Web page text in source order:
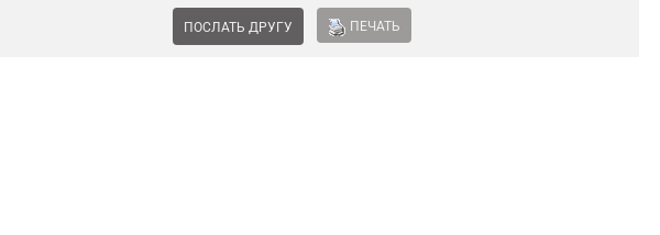
ПОСЛАТЬ ДРУГУ ПЕЧАТЬ